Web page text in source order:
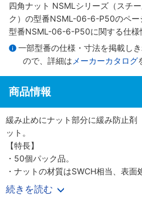
四角ナット NSMLシリーズ（スチ
ク） の型番NSML-06-6-P50のペー
型番NSML-06-6-P50に関する仕様
一部型番の仕様・寸法を掲載し
ので、詳細は メーカーカタログ
商品情報
緩み止めにナット部分に緩み防止剤
ット。
【特長】
・50個パック品。
・ナットの材質はSWCH相当、表
ルバー。
・各種フレームに適合。
続きを読む